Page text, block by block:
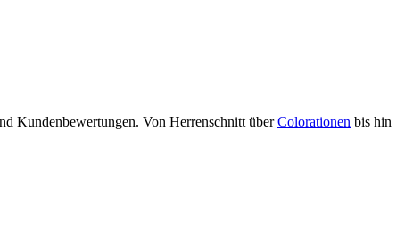
Kundenbewertungen. Von Herrenschnitt überColorationen bis hin